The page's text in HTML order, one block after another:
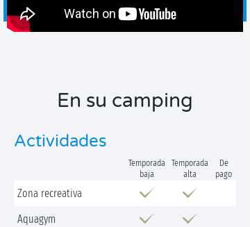
En su camping
Actividades
Temporada
baja
Temporada
alta
De
pago
Zona recreativa
Aquagym